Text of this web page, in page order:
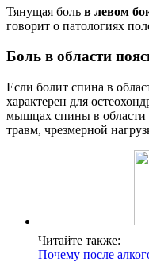
Тянущая боль в левом
говорит о патологиях
Боль в области
Если болит спина в
характерен для
мышцах спины в
травм, чрезмерной
Читайте также:
Почему после